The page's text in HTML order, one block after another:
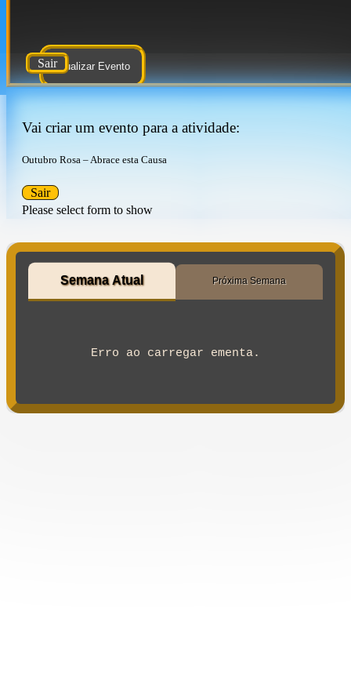
Atualizar Evento
Sair
Vai criar um evento para a atividade:
Outubro Rosa – Abrace esta Causa
Please select form to show
Sair
Semana Atual Próxima Semana
Erro ao carregar ementa.